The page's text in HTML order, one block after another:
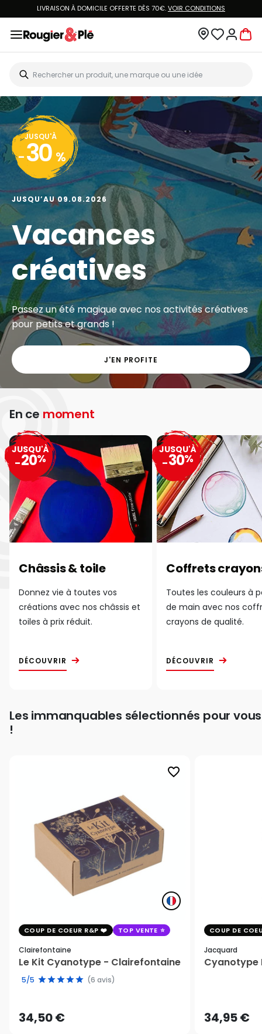
LIVRAISON À DOMICILE OFFERTE DÈS 70€.VOIR CONDITIONS
JUSQU'À
- 30 %
JUSQU’AU 09.08.2026
Vacances
créatives
Passez un été magique avec nos activités créatives
pour petits et grands !
J'EN PROFITE
En ce moment
Châssis & toile
Donnez vie à toutes vos
créations avec nos châssis et
toiles à prix réduit.
DÉCOUVRIR
JUSQU'À
-20%
Coffrets
Toutes les couleurs à
de main avec nos
crayons de qualité.
DÉCOUVRIR
JUSQU'À
-30%
Les immanquables sélectionnés pour vous
!
favorite_border
COUP DE COEUR R&P TOP VENTE
Clairefontaine
Le Kit Cyanotype - Clairefontaine
5/5 (6 avis)
34,50 €
COUP DE
Jacquard
Cyanotype
34,95 €